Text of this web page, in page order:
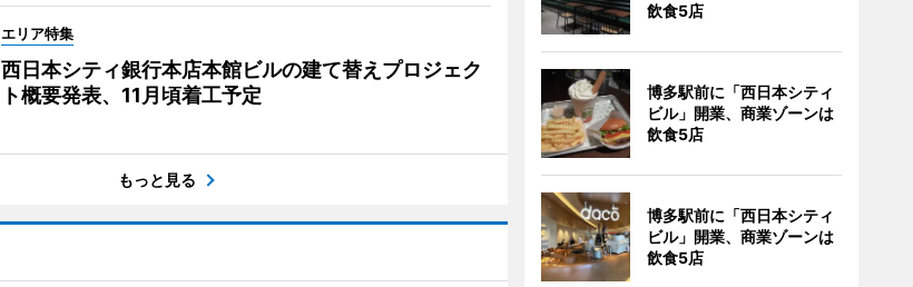
エリア特集
西日本シティ銀行本店本館ビルの建て替えプロジェク
ト概要発表、11月頃着工予定
もっと見る
飲食5店
博多駅前に「西日本シティ
ビル」開業、商業ゾーンは
飲食5店
博多駅前に「西日本シティ
ビル」開業、商業ゾーンは
飲食5店